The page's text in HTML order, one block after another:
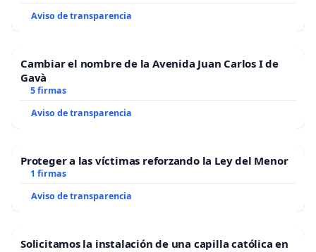
Aviso de transparencia
Cambiar el nombre de la Avenida Juan Carlos I de
Gavà
5 firmas
Aviso de transparencia
Proteger a las víctimas reforzando la Ley del Menor
1 firmas
Aviso de transparencia
Solicitamos la instalación de una capilla católica en